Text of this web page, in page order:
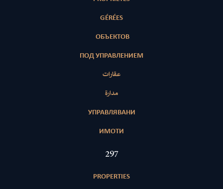
GÉRÉES
ОБЪЕКТОВ
ПОД УПРАВЛЕНИЕМ
عقارات
مدارة
УПРАВЛЯВАНИ
ИМОТИ
423
PROPERTIES